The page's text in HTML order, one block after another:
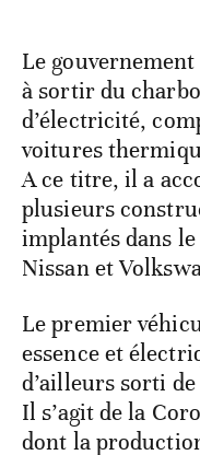
Le
à sortir du
d’électricité,
voitures
A ce titre, il a
plusieurs
implantés dans
Nissan et
Le premier
essence et
d’ailleurs sorti
Il s’agit de la
dont la